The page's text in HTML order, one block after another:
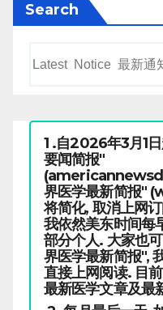
Search
1 .自2026年3月1
要闻简报"
界医学最新简报"
将简化, 取消上网
我依然美东时间每
部分个人. 大家也
界医学最新简报",
直接上网阅读. 目
最新医学文章及最